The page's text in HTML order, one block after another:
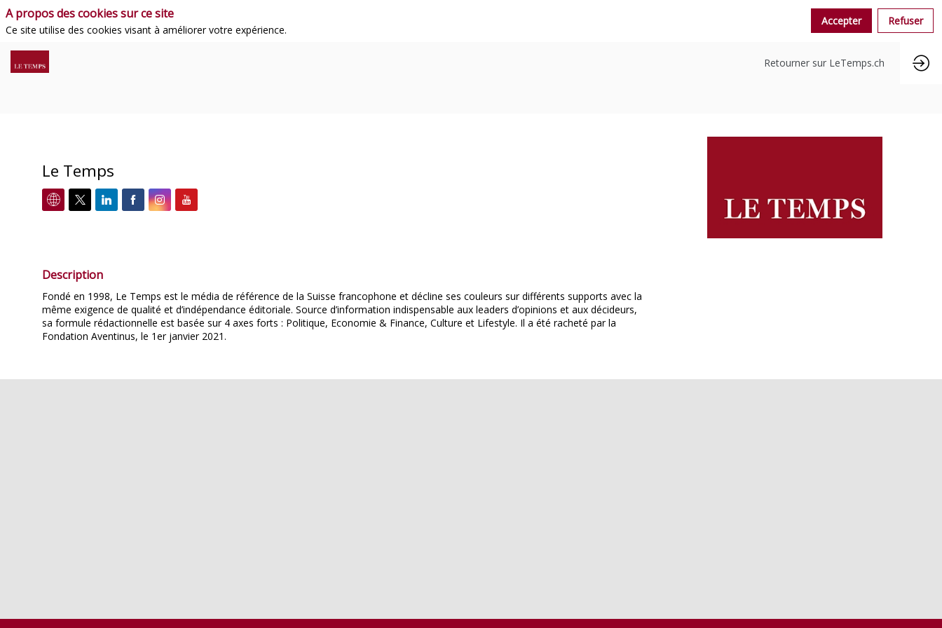
Retourner sur LeTemps.ch
Le Temps
Description
Fondé en 1998, Le Temps est le média de référence de la Suisse francophone et décline ses couleurs sur différents supports avec la
même exigence de qualité et d’indépendance éditoriale. Source d’information indispensable aux leaders d’opinions et aux décideurs,
sa formule rédactionnelle est basée sur 4 axes forts : Politique, Economie & Finance, Culture et Lifestyle. Il a été racheté par la
Fondation Aventinus, le 1er janvier 2021.
A propos des cookies sur ce site
Ce site utilise des cookies visant à améliorer votre expérience.
Accepter Refuser